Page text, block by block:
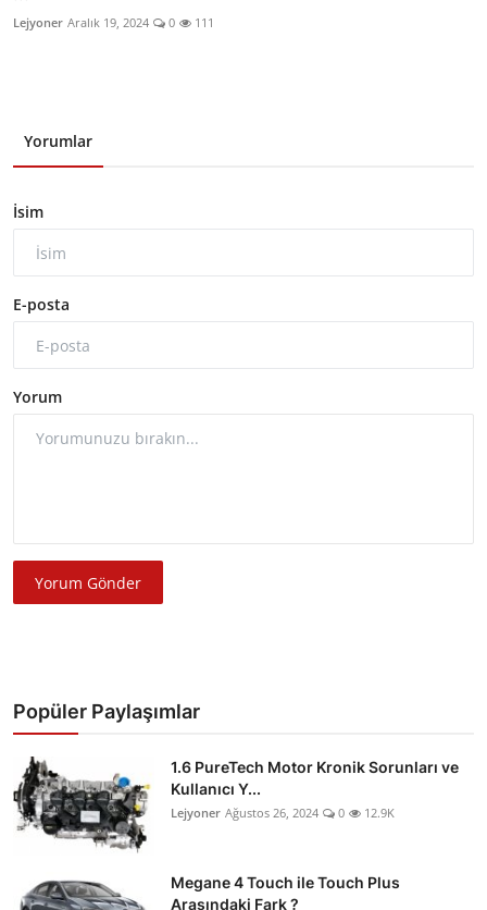
Lejyoner Aralık 19, 2024 0 111
Yorumlar
İsim
E-posta
Yorum
Yorum Gönder
Popüler Paylaşımlar
1.6 PureTech Motor Kronik Sorunları ve
Kullanıcı Y...
Lejyoner Ağustos 26, 2024 0 12.9K
Megane 4 Touch ile Touch Plus
Arasındaki Fark ?